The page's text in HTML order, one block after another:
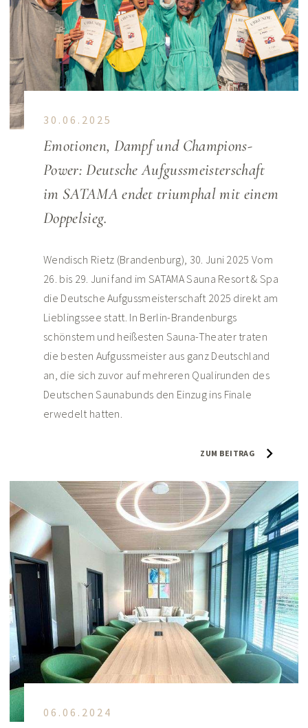
30.06.2025
Emotionen, Dampf und Champions-
Power: Deutsche Aufgussmeisterschaft
im SATAMA endet triumphal mit einem
Doppelsieg.
Wendisch Rietz (Brandenburg), 30. Juni 2025 Vom
26. bis 29. Juni fand im SATAMA Sauna Resort & Spa
die Deutsche Aufgussmeisterschaft 2025 direkt am
Lieblingssee statt. In Berlin-Brandenburgs
schönstem und heißesten Sauna-Theater traten
die besten Aufgussmeister aus ganz Deutschland
an, die sich zuvor auf mehreren Qualirunden des
Deutschen Saunabunds den Einzug ins Finale
erwedelt hatten.
ZUM BEITRAG
06.06.2024